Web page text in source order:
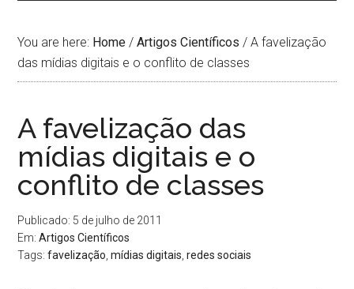
You are here: Home / Artigos Científicos / A favelização
das mídias digitais e o conflito de classes
A favelização das
mídias digitais e o
conflito de classes
Publicado: 5 de julho de 2011
Em:Artigos Científicos
Tags:favelização ,mí­dias digitais ,redes sociais